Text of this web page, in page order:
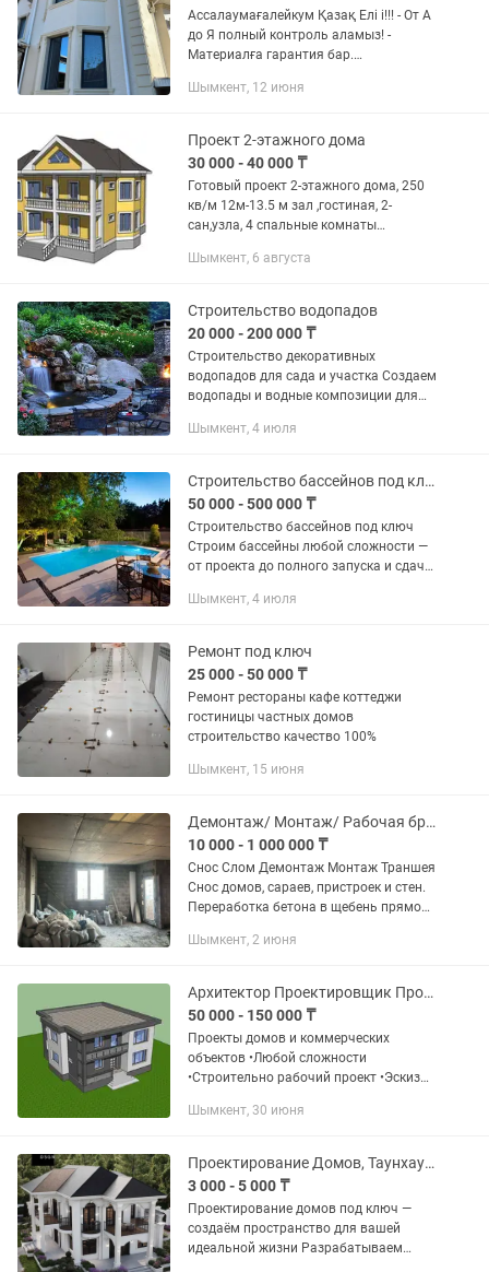
Ассалаумағалейкум Қазақ Елі і!!! - От А
до Я полный контроль аламыз! -
Материалға гарантия бар.
травертин - 1 слой кафель ный клей - 2
Шымкент, 12 июня
Проект 2-этажного дома
30 000 - 40 000 ₸
Готовый проект 2-этажного дома, 250
кв/м 12м-13.5 м зал ,гостиная, 2-
сан,узла, 4 спальные комнаты
пятую спальную,полный проект с
кирпичей,кубатуры...
Шымкент, 6 августа
Строительство водопадов
20 000 - 200 000 ₸
Строительство декоративных
водопадов для сада и участка Создаем
водопады и водные композиции для
участков под ключ — от идеи до
•Декоративные...
Шымкент, 4 июля
Строительство бассейнов под ключ
50 000 - 500 000 ₸
Строительство бассейнов под ключ
Строим бассейны любой сложности —
от проекта до полного запуска и сдачи
домами, банными комплексами и
Шымкент, 4 июля
Ремонт под ключ
25 000 - 50 000 ₸
Ремонт рестораны кафе коттеджи
гостиницы частных домов
строительство качество 100%
Шымкент, 15 июня
Демонтаж/ Монтаж/ Рабочая бригада
10 000 - 1 000 000 ₸
Снос Слом Демонтаж Монтаж Траншея
Снос домов, сараев, пристроек и стен.
Переработка бетона в щебень прямо
экономим ваши деньги на вывозе!).
Шымкент, 2 июня
Архитектор Проектировщик Проекты домов коммерческих объектов
50 000 - 150 000 ₸
Проекты домов и коммерческих
объектов •Любой сложности
•Строительно рабочий проект •Эскиз
проекты •Проекты по вашему
доступные...
Шымкент, 30 июня
Проектирование Домов, Таунхаусов, Коттеджей, Коммерческих объектов
3 000 - 5 000 ₸
Проектирование домов под ключ —
создаём пространство для вашей
идеальной жизни Разрабатываем